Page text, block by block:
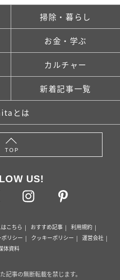
掃除・暮らし
お金・学ぶ
カルチャー
新着記事一覧
とは
TOP
US!
こちら おすすめ記事
利用規約
リシー クッキーポリシー
運営会社
体資料
記事の無断転載を禁じます。